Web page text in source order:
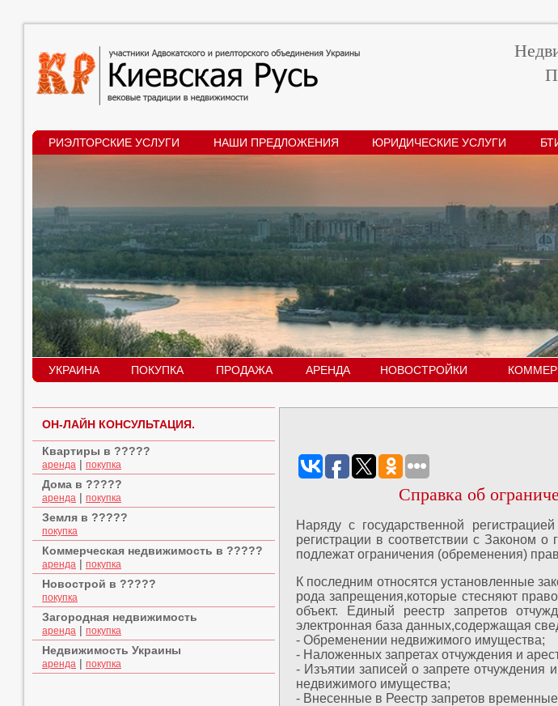
РИЭЛТОРСКИЕ УСЛУГИ НАШИ ПРЕДЛОЖЕНИЯ ЮРИДИЧЕСКИЕ УСЛУГИ
УКРАИНА ПОКУПКА ПРОДАЖА АРЕНДА НОВОСТРОЙКИ
ОН-ЛАЙН КОНСУЛЬТАЦИЯ.
Квартиры в ?????
аренда | покупка
Дома в ?????
аренда | покупка
Земля в ?????
покупка
Коммерческая недвижимость в ?????
аренда | покупка
Новострой в ?????
покупка
Загородная недвижимость
аренда | покупка
Недвижимость Украины
аренда | покупка
Справка об
Наряду с государственной
регистрации в соответствии с Законом
подлежат ограничения (обременения)
К последним относятся установленные
рода запрещения,которые стесняют
объект. Единый реестр запретов
электронная база данных,содержащая
- Обременении недвижимого имущества;
- Наложенных запретах отчуждения и
- Изъятии записей о запрете отчуждения
недвижимого имущества;
- Внесенные в Реестр запретов